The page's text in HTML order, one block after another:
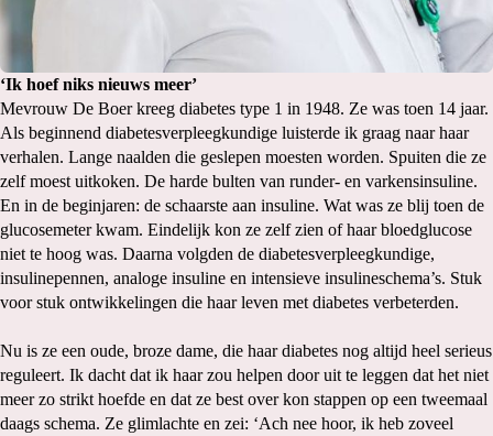
‘Ik hoef niks nieuws meer’
Mevrouw De Boer kreeg diabetes type 1 in 1948. Ze was toen 14 jaar.
Als beginnend diabetesverpleegkundige luisterde ik graag naar haar
verhalen. Lange naalden die geslepen moesten worden. Spuiten die ze
zelf moest uitkoken. De harde bulten van runder- en varkensinsuline.
En in de beginjaren: de schaarste aan insuline. Wat was ze blij toen de
glucosemeter kwam. Eindelijk kon ze zelf zien of haar bloedglucose
niet te hoog was. Daarna volgden de diabetesverpleegkundige,
insulinepennen, analoge insuline en intensieve insulineschema’s. Stuk
voor stuk ontwikkelingen die haar leven met diabetes verbeterden.
Nu is ze een oude, broze dame, die haar diabetes nog altijd heel serieus
reguleert. Ik dacht dat ik haar zou helpen door uit te leggen dat het niet
meer zo strikt hoefde en dat ze best over kon stappen op een tweemaal
daags schema. Ze glimlachte en zei: ‘Ach nee hoor, ik heb zoveel